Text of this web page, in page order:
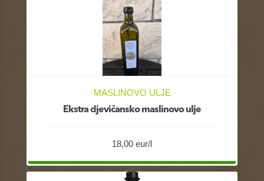
MASLINOVO ULJE
Ekstra djevičansko maslinovo ulje
18,00 eur/l